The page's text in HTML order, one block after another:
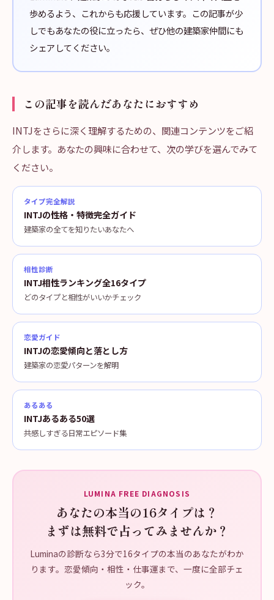
歩めるよう、これからも応援しています。この記事が少
しでもあなたの役に立ったら、ぜひ他の建築家仲間にも
シェアしてください。
この記事を読んだあなたにおすすめ
INTJをさらに深く理解するための、関連コンテンツをご紹
介します。あなたの興味に合わせて、次の学びを選んでみて
ください。
タイプ完全解説
INTJの性格・特徴完全ガイド
建築家の全てを知りたいあなたへ
相性診断
INTJ相性ランキング全16タイプ
どのタイプと相性がいいかチェック
恋愛ガイド
INTJの恋愛傾向と落とし方
建築家の恋愛パターンを解明
あるある
INTJあるある50選
共感しすぎる日常エピソード集
LUMINA FREE DIAGNOSIS
あなたの本当の16タイプは？
まずは無料で占ってみませんか？
Luminaの診断なら3分で16タイプの本当のあなたがわか
ります。恋愛傾向・相性・仕事運まで、一度に全部チェ
ック。